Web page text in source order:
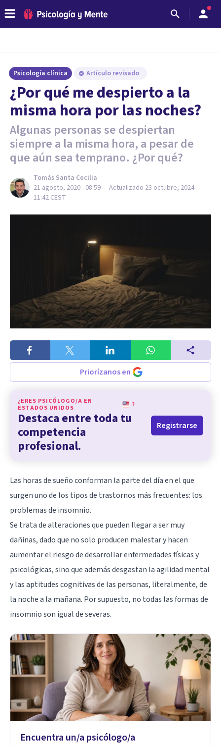
Psicología clínica Artículo revisado
¿Por qué me despierto a la
misma hora por las noches?
Algunas personas se despiertan
siempre a la misma hora, a pesar de
que aún sea temprano. ¿Por qué?
Tomás Santa Cecilia
21 agosto, 2020 - 08:59— Actualizado 23 octubre, 2024 -
11:42 CEST
Priorízanos en
¿ERES PSICÓLOGO/A EN
ESTADOS UNIDOS
?
Destaca entre toda tu
competencia
profesional.
Registrarse
Las horas de sueño conforman la parte del día en el que
surgen uno de los tipos de trastornos más frecuentes: los
problemas de insomnio.
Se trata de alteraciones que pueden llegar a ser muy
dañinas, dado que no solo producen malestar y hacen
aumentar el riesgo de desarrollar enfermedades físicas y
psicológicas, sino que además desgastan la agilidad mental
y las aptitudes cognitivas de las personas, literalmente, de
la noche a la mañana. Por supuesto, no todas las formas de
insomnio son igual de severas.
Encuentra un/a psicólogo/a